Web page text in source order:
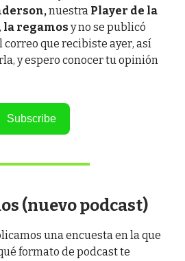
nuestra Player de la
la regamos y no se publicó
que recibiste ayer, así
y espero conocer tu opinión
Subscribe
(nuevo podcast)
una encuesta en la que
formato de podcast te